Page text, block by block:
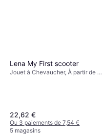
Lena My First scooter
Jouet à Chevaucher, À partir de 3
22,62 €
Ou 3 paiements de 7,54 €
5 magasins